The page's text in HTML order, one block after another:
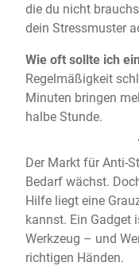
die du nicht
dein Stressmuster
Wie oft sollte ich
Regelmäßigkeit
Minuten bringen
halbe Stunde.
Der Markt für Anti-
Bedarf wächst.
Hilfe liegt eine
kannst. Ein Gadget
Werkzeug – und
richtigen Händen.